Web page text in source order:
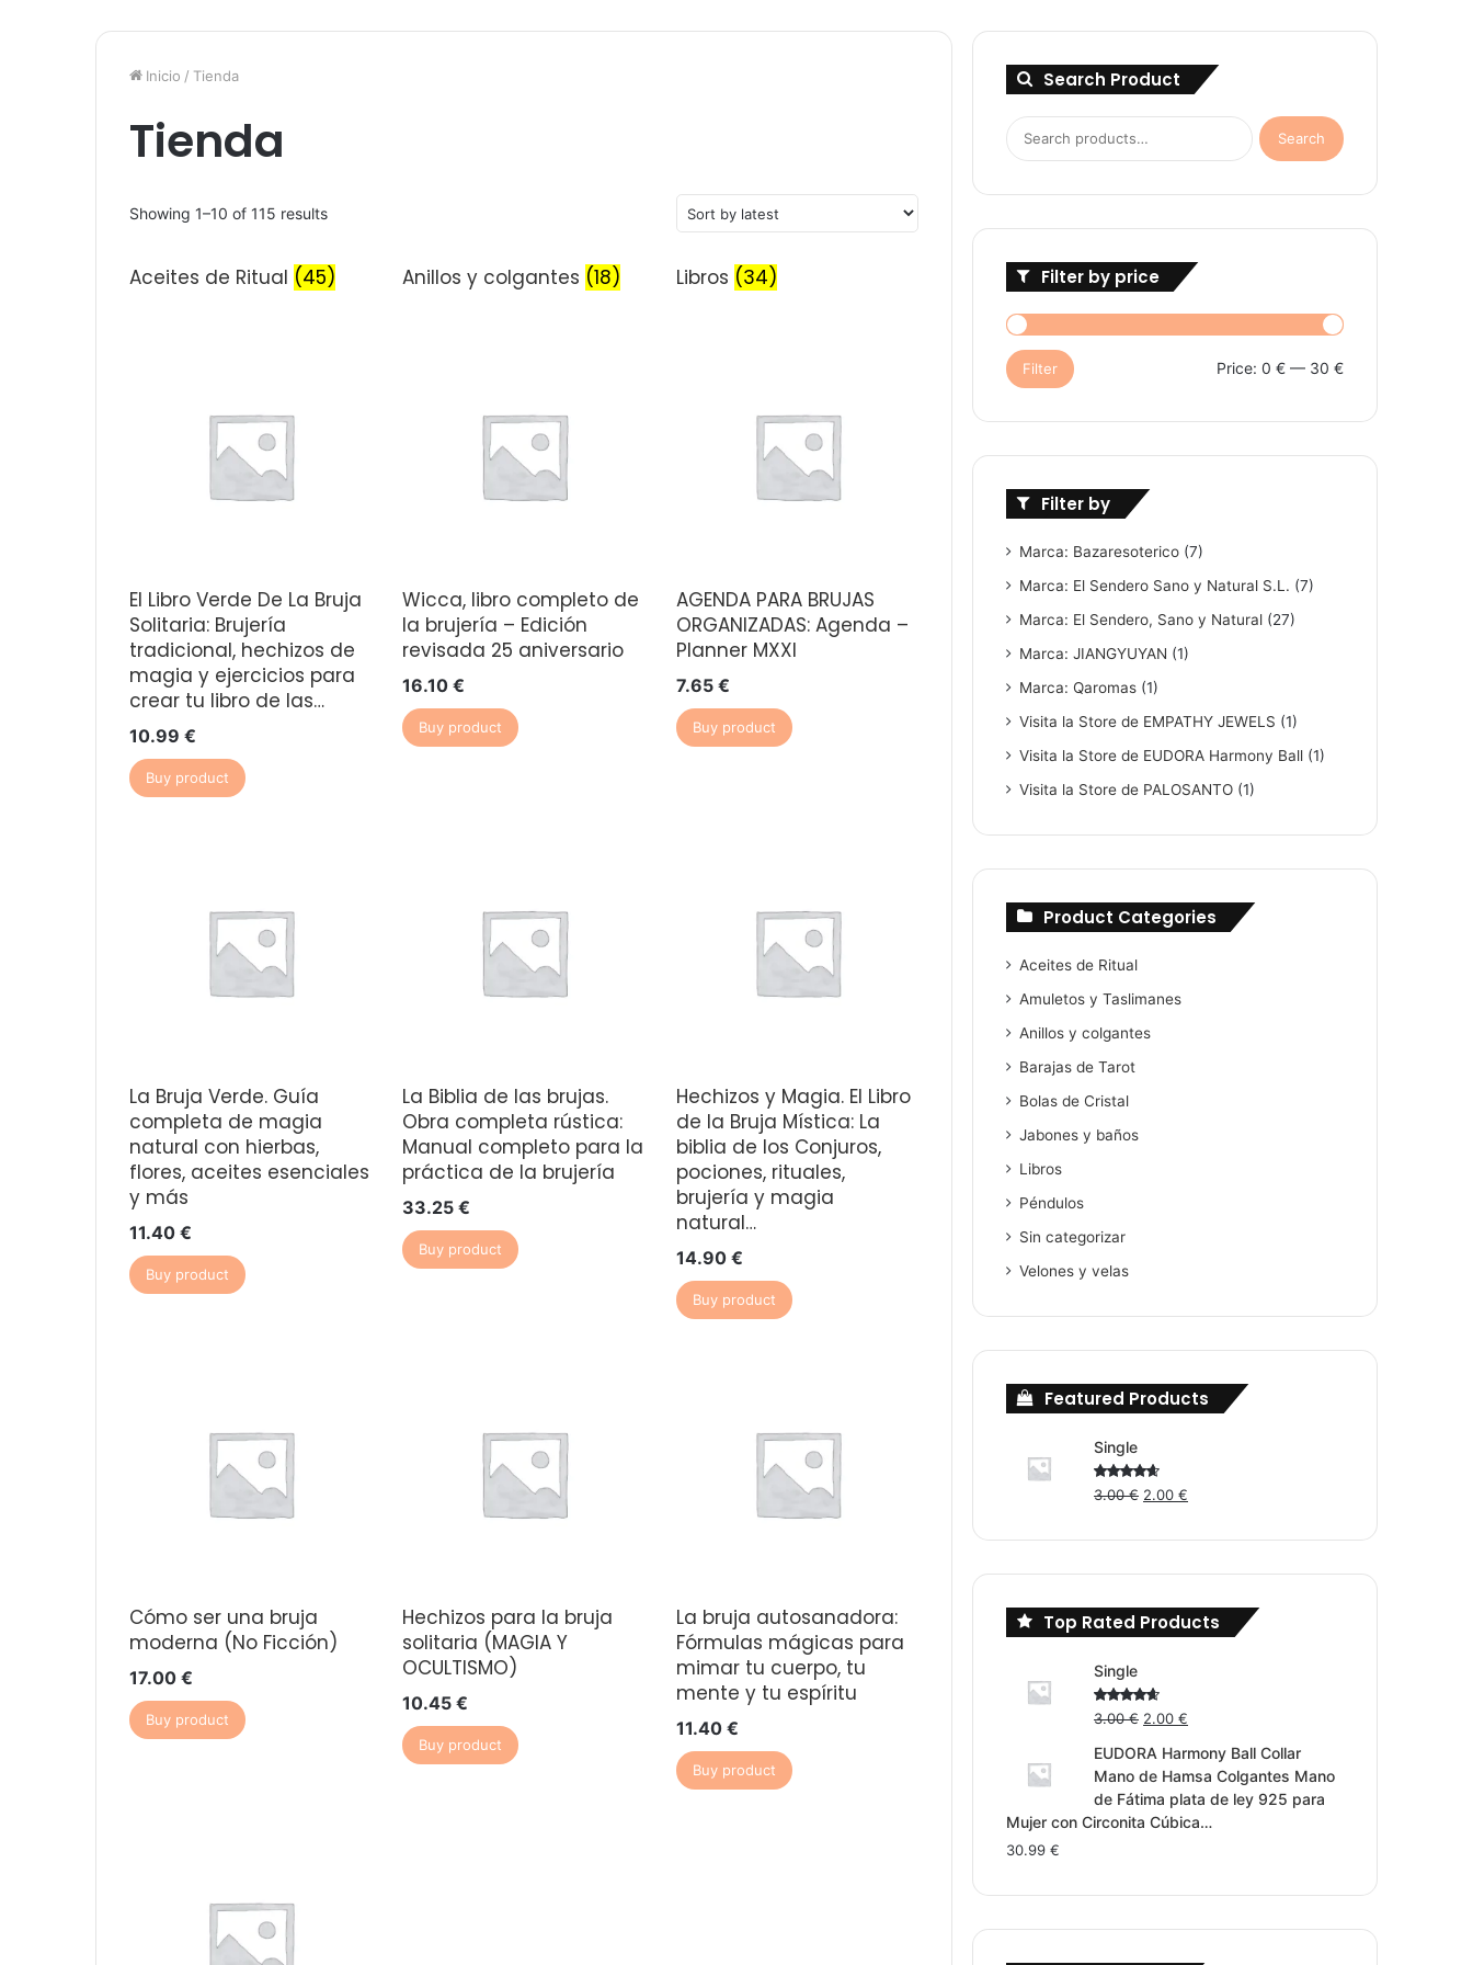
Inicio / Tienda
Tienda
Showing 1–10 of 115 results
Aceites de Ritual (45) Anillos y colgantes (18) Libros (34)
El Libro Verde De La Bruja
Solitaria: Brujería
tradicional, hechizos de
magia y ejercicios para
crear tu libro de las…
10.99 €
Buy product
Wicca, libro completo de
la brujería – Edición
revisada 25 aniversario
16.10€
Buy product
AGENDA PARA BRUJAS
ORGANIZADAS: Agenda –
Planner MXXI
7.65 €
Buy product
La Bruja Verde. Guía
completa de magia
natural con hierbas,
flores, aceites esenciales
y más
11.40 €
Buy product
La Biblia de las brujas.
Obra completa rústica:
Manual completo para la
práctica de la brujería
33.25€
Buy product
Hechizos y Magia. El Libro
de la Bruja Mística: La
biblia de los Conjuros,
pociones, rituales,
brujería y magia
natural…
14.90 €
Buy product
Cómo ser una bruja
moderna (No Ficción)
17.00 €
Buy product
Hechizos para la bruja
solitaria (MAGIA Y
OCULTISMO)
10.45€
Buy product
La bruja autosanadora:
Fórmulas mágicas para
mimar tu cuerpo, tu
mente y tu espíritu
11.40 €
Buy product
Search Product
Search
for:
Search
Filter by price
Min
Max
Filter Price: 0 € — 30 €
Filter by
Marca: Bazaresoterico (7)
Marca: El Sendero Sano y Natural S.L. (7)
Marca: El Sendero, Sano y Natural (27)
Marca: JIANGYUYAN (1)
Marca: Qaromas (1)
Visita la Store de EMPATHY JEWELS (1)
Visita la Store de EUDORA Harmony Ball (1)
Visita la Store de PALOSANTO (1)
Product Categories
Aceites de Ritual
Amuletos y Taslimanes
Anillos y colgantes
Barajas de Tarot
Bolas de Cristal
Jabones y baños
Libros
Péndulos
Sin categorizar
Velones y velas
Featured Products
Single
Rated
out
3.00€ Original
was:
2.00€
is:
Top Rated Products
Single
Rated
out
of 5
3.00€ Original
was:
3.00 €.
2.00€
is:
2.00 €.
EUDORA Harmony Ball Collar
Mano de Hamsa Colgantes Mano
de Fátima plata de ley 925 para
Mujer con Circonita Cúbica…
30.99€